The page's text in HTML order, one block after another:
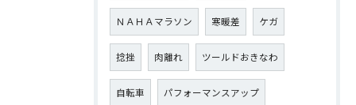
ＮＡＨＡマラソン 寒暖差 ケガ
捻挫 肉離れ ツールドおきなわ
自転車 パフォーマンスアップ